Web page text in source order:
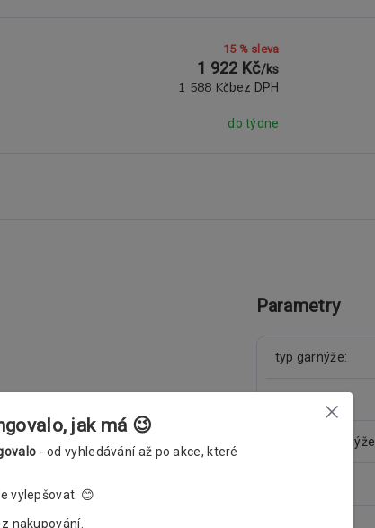
15 % sleva
1 922 Kč/ks
1 588 Kčbez DPH
do týdne
Parametry
typ garnýže
materiál garnýže
jak má 😉
- od vyhledávání až po akce, které
vylepšovat. 😊
nakupování.